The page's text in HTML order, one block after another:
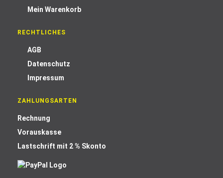
Mein Warenkorb
RECHTLICHES
AGB
Datenschutz
Impressum
ZAHLUNGSARTEN
Rechnung
Vorauskasse
Lastschrift mit 2 % Skonto